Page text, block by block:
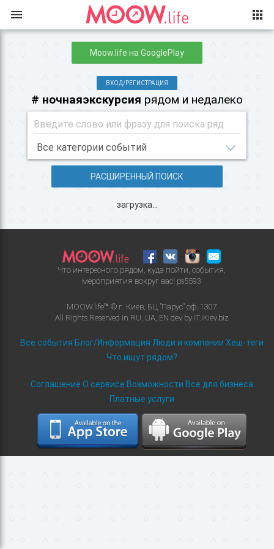
Moow.life на GooglePlay
ВХОД/РЕГИСТРАЦИЯ
# ночнаяэкскурсия рядом и недалеко
РАСШИРЕННЫЙ ПОИСК
загрузка...
Что интересного рядом, куда пойти, события,
мероприятия вокруг вас! ps5593
MOOW.life™ © г. Киев, БЦ "Парус" оф. 1307
All Rights Reserved in RU, UA, EN dev by IT.iKiev.biz
Все события Блог/Информация Люди и компании Хеш-теги
Что ищут рядом?
Соглашение О сервисе Возможности Все для бизнеса
Платные услуги